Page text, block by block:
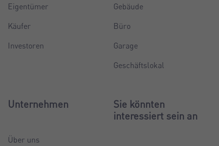
Eigentümer
Käufer
Investoren
Gebäude
Büro
Garage
Geschäftslokal
Unternehmen
Über uns
Sie könnten
interessiert sein an